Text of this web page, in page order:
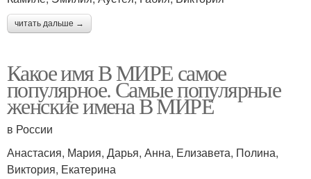
читать дальше →
Какое имя В МИРЕ самое
популярное. Самые популярные
женские имена В МИРЕ
в России
Анастасия, Мария, Дарья, Анна, Елизавета, Полина,
Виктория, Екатерина